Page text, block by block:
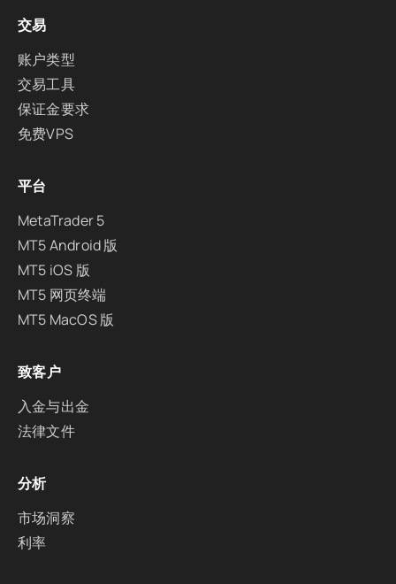
交易
账户类型
交易工具
保证金要求
免费VPS
平台
MetaTrader 5
MT5 Android 版
MT5 iOS 版
MT5 网页终端
MT5 MacOS 版
致客户
入金与出金
法律文件
分析
市场洞察
利率